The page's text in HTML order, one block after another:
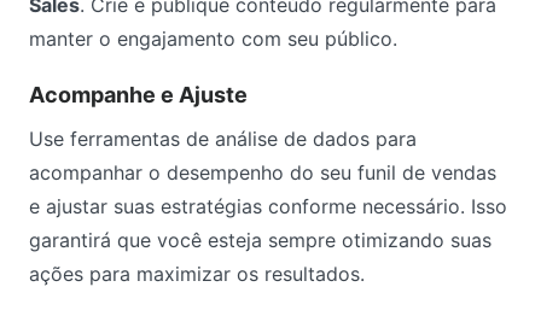
Sales. Crie e publique conteúdo regularmente para
manter o engajamento com seu público.
Acompanhe e Ajuste
Use ferramentas de análise de dados para
acompanhar o desempenho do seu funil de vendas
e ajustar suas estratégias conforme necessário. Isso
garantirá que você esteja sempre otimizando suas
ações para maximizar os resultados.